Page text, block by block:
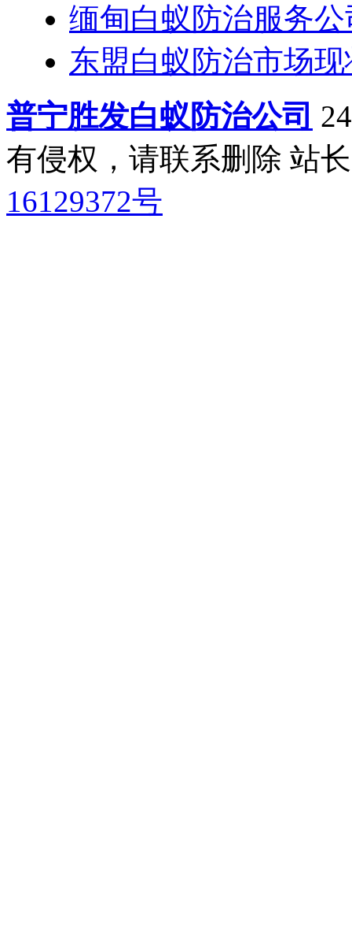
缅甸白蚁防治服务公
东盟白蚁防治市场
普宁胜发白蚁防治公司
有侵权，请联系删除 站
16129372号